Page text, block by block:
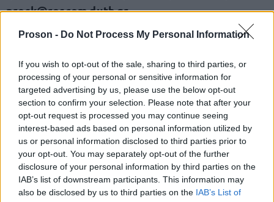
Proson - Do Not Process My Personal Information
If you wish to opt-out of the sale, sharing to third parties, or
processing of your personal or sensitive information for
targeted advertising by us, please use the below opt-out
section to confirm your selection. Please note that after your
opt-out request is processed you may continue seeing
interest-based ads based on personal information utilized by
us or personal information disclosed to third parties prior to
your opt-out. You may separately opt-out of the further
disclosure of your personal information by third parties on the
IAB’s list of downstream participants. This information may
also be disclosed by us to third parties on the IAB’s List of
prosk@rescom.duth.gr.
Η τελευταία ημέρα υποβολής αιτήσεων είναι η
Πέμπτη 28 Νοεμβρίου 2024.
Διαβάστε την προκήρυξη, πατώνταςεδώ .
ΑΣΕΠ: Πιστοποίηση Αγγλικών σε